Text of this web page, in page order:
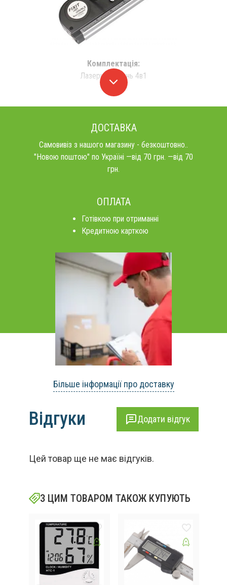
Комплектація:
Лазерний рівень 4в1
Коробка
ДОСТАВКА
Самовивіз з нашого магазину - безкоштовно..
"Новою поштою" по Україні —від 70 грн. —від 70
грн.
ОПЛАТА
Готівкою при отриманні
Кредитною карткою
Більше інформації про доставку
Відгуки Додати відгук
Цей товар ще не має відгуків.
З ЦИМ ТОВАРОМ ТАКОЖ КУПУЮТЬ